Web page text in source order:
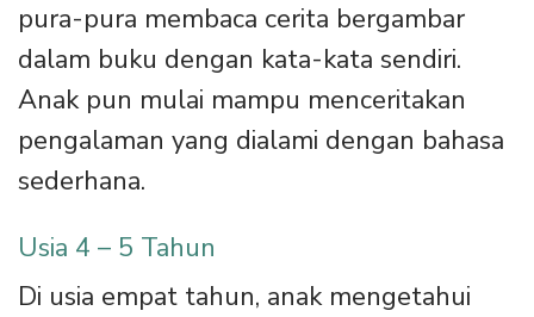
pura-pura membaca cerita bergambar
dalam buku dengan kata-kata sendiri.
Anak pun mulai mampu menceritakan
pengalaman yang dialami dengan bahasa
sederhana.
Usia 4 – 5 Tahun
Di usia empat tahun, anak mengetahui